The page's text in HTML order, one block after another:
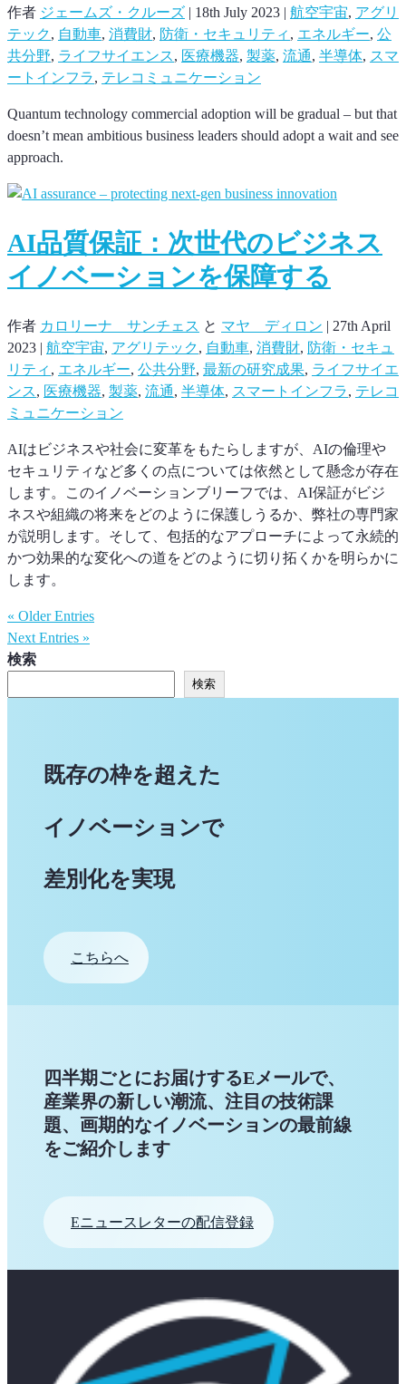
作者 ジェームズ・クルーズ | 18th July 2023 | 航空宇宙, アグリ
テック, 自動車, 消費財, 防衛・セキュリティ , エネルギー, 公
共分野, ライフサイエンス, 医療機器, 製薬, 流通, 半導体, スマ
ートインフラ, テレコミュニケーション
Quantum technology commercial adoption will be gradual – but that
doesn’t mean ambitious business leaders should adopt a wait and see
approach.
AI品質保証：次世代のビジネス
イノベーションを保障する
作者 カロリーナ サンチェス と マヤ ディロン | 27th April
2023 | 航空宇宙, アグリテック, 自動車, 消費財, 防衛・セキュ
リティ , エネルギー, 公共分野, 最新の研究成果, ライフサイエ
ンス, 医療機器, 製薬, 流通, 半導体, スマートインフラ, テレコ
ミュニケーション
AIはビジネスや社会に変革をもたらしますが、AIの倫理や
セキュリティなど多くの点については依然として懸念が存在
します。このイノベーションブリーフでは、AI保証がビジ
ネスや組織の将来をどのように保護しうるか、弊社の専門家
が説明します。そして、包括的なアプローチによって永続的
かつ効果的な変化への道をどのように切り拓くかを明らかに
します。
« Older Entries
Next Entries »
検索
検索
既存の枠を超えた
イノベーションで
差別化を実現
こちらへ
四半期ごとにお届けするEメールで、
産業界の新しい潮流、注目の技術課
題、画期的なイノベーションの最前線
をご紹介します
Eニュースレターの配信登録